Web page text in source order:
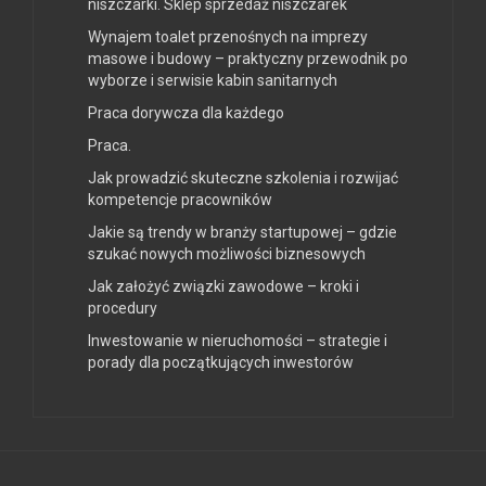
niszczarki. Sklep sprzedaż niszczarek
Wynajem toalet przenośnych na imprezy
masowe i budowy – praktyczny przewodnik po
wyborze i serwisie kabin sanitarnych
Praca dorywcza dla każdego
Praca.
Jak prowadzić skuteczne szkolenia i rozwijać
kompetencje pracowników
Jakie są trendy w branży startupowej – gdzie
szukać nowych możliwości biznesowych
Jak założyć związki zawodowe – kroki i
procedury
Inwestowanie w nieruchomości – strategie i
porady dla początkujących inwestorów